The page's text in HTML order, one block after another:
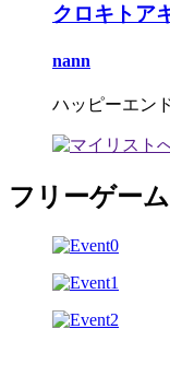
クロキトア
nann
ハッピーエン
フリーゲー